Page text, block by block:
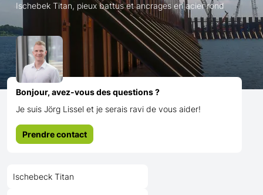
Ischebek Titan, pieux battus et ancrages en acier rond
Bonjour, avez-vous des questions ?
Je suis Jörg Lissel et je serais ravi de vous aider!
Prendre contact
Ischebeck Titan